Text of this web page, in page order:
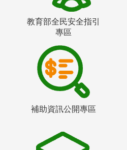
教育部全民安全指引
專區
補助資訊公開專區